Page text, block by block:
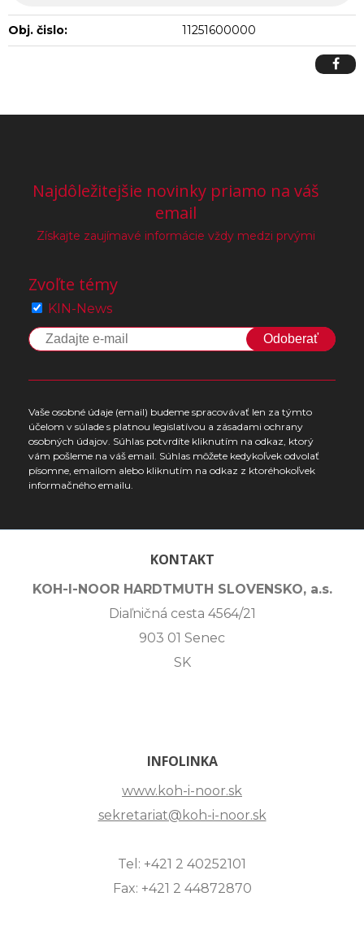
Obj. čislo: 11251600000
Najdôležitejšie novinky priamo na váš
email
Získajte zaujímavé informácie vždy medzi prvými
Zvoľte témy
KIN-News
Odoberať
Vaše osobné údaje (email) budeme spracovávať len za týmto
účelom v súlade s platnou legislatívou a zásadami ochrany
osobných údajov. Súhlas potvrdíte kliknutím na odkaz, ktorý
vám pošleme na váš email. Súhlas môžete kedykoľvek odvolať
písomne, emailom alebo kliknutím na odkaz z ktoréhokoľvek
informačného emailu.
KONTAKT
KOH-I-NOOR HARDTMUTH SLOVENSKO, a.s.
Diaľničná cesta 4564/21
903 01 Senec
SK
INFOLINKA
www.koh-i-noor.sk
sekretariat@koh-i-noor.sk
Tel: +421 2 40252101
Fax: +421 2 44872870